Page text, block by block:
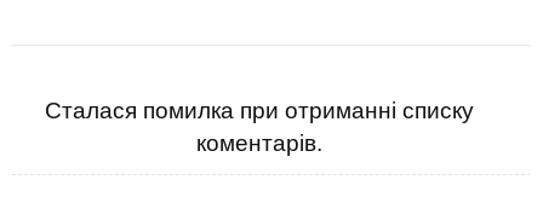
Сталася помилка при отриманні списку
коментарів.